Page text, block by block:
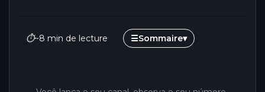
⏱~8 min de lecture ☰Sommaire▾